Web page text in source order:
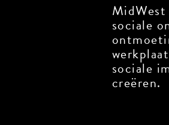
MidWest
sociale
sociale
creëren.